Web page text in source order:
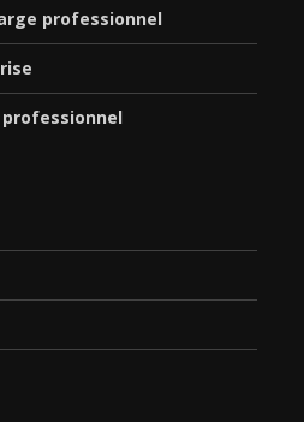
professionnel
professionnel